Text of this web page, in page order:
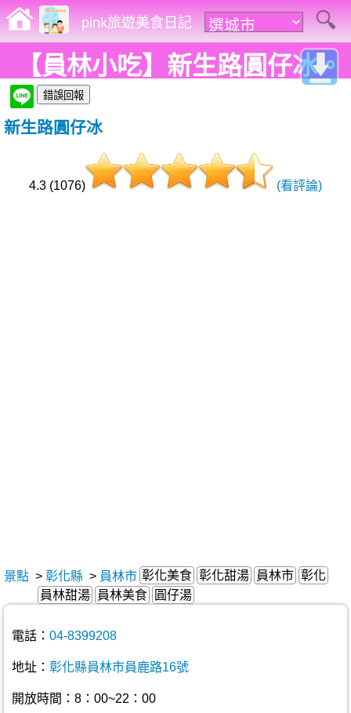
pink旅遊美食日記
【員林小吃】新生路圓仔冰。
在地七十多年冰湯品老店，必
點招牌圓仔系列，同場加映古
早味杏仁露!
新生路圓仔冰
4.3 (1076) (看評論)
景點 > 彰化縣 > 員林市 彰化美食 彰化甜湯 員林市 彰化
員林甜湯
員林美食 圓仔湯
電話： 04-8399208
地址： 彰化縣員林市員鹿路16號
開放時間：8：00~22：00